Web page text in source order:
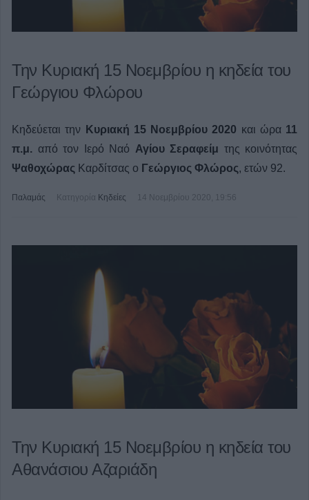
Την Κυριακή 15 Νοεμβρίου η κηδεία του
Γεώργιου Φλώρου
Κηδεύεται την Κυριακή 15 Νοεμβρίου 2020 και ώρα 11
π.μ. από τον Ιερό Ναό Αγίου Σεραφείμ της κοινότητας
Ψαθοχώρας Καρδίτσας ο Γεώργιος Φλώρος, ετών 92.
Παλαμάς Κατηγορία Κηδείες 14 Νοεμβρίου 2020, 19:56
Την Κυριακή 15 Νοεμβρίου η κηδεία του
Αθανάσιου Αζαριάδη